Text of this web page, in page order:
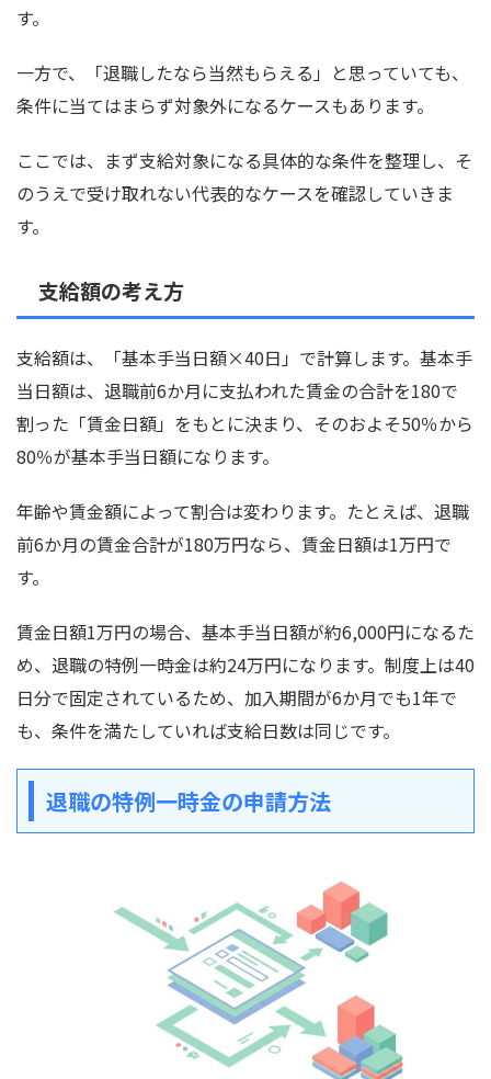
す。
一方で、「退職したなら当然もらえる」と思っていても、
条件に当てはまらず対象外になるケースもあります。
ここでは、まず支給対象になる具体的な条件を整理し、そ
のうえで受け取れない代表的なケースを確認していきま
す。
支給額の考え方
支給額は、「基本手当日額×40日」で計算します。基本手
当日額は、退職前6か月に支払われた賃金の合計を180で
割った「賃金日額」をもとに決まり、そのおよそ50％から
80％が基本手当日額になります。
年齢や賃金額によって割合は変わります。たとえば、退職
前6か月の賃金合計が180万円なら、賃金日額は1万円で
す。
賃金日額1万円の場合、基本手当日額が約6,000円になるた
め、退職の特例一時金は約24万円になります。制度上は40
日分で固定されているため、加入期間が6か月でも1年で
も、条件を満たしていれば支給日数は同じです。
退職の特例一時金の申請方法